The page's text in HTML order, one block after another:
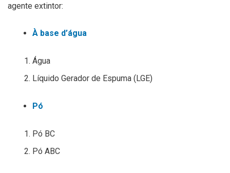
agente extintor:
À base d’água
Água
Líquido Gerador de Espuma (LGE)
Pó
Pó BC
Pó ABC